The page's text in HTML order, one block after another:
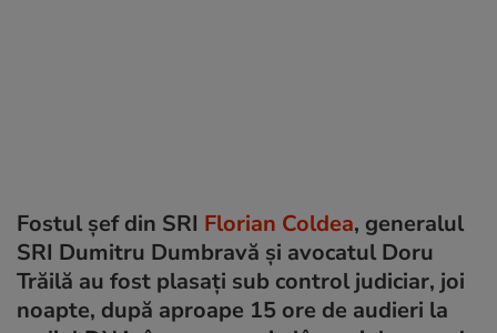
Fostul șef din SRI Florian Coldea, generalul
SRI Dumitru Dumbravă şi avocatul Doru
Trăilă au fost plasaţi sub control judiciar, joi
noapte, după aproape 15 ore de audieri la